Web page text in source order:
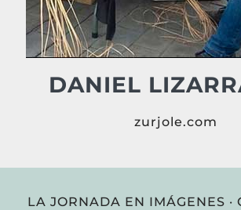
DANIEL
zurjole.com
LA JORNADA EN IMÁGENES ·